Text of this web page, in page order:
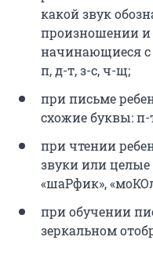
какой звук
произношении и
начинающиеся с
п, д-т, з-с, ч-щ;
при письме
схожие буквы: п-
при чтении
звуки или целые
«шаРфик»,
при обучении
зеркальном